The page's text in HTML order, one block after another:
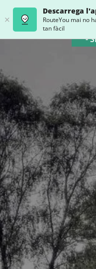
Descarrega
RouteYou mai no
tan fàcil
-